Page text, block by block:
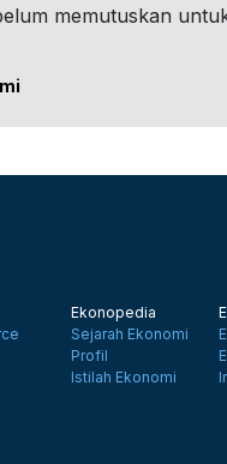
memutuskan
Ekonopedia
Sejarah Ekonomi
Profil
Istilah Ekonomi